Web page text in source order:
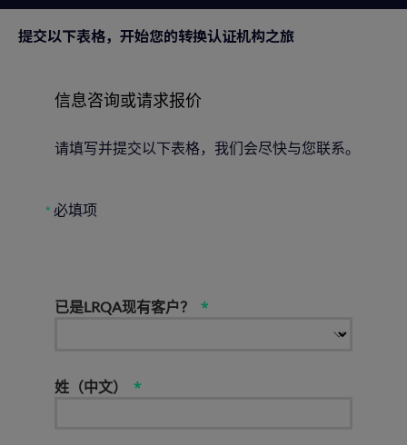
提交以下表格，开始您的转换认证机构之旅
信息咨询或请求报价
请填写并提交以下表格，我们会尽快与您联系。
* 必填项
已是LRQA现有客户？
姓（中文）